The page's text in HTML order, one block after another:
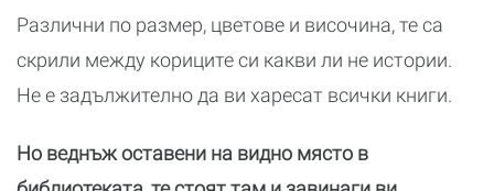
Различни по размер, цветове и височина, те са
скрили между кориците си какви ли не истории.
Не е задължително да ви харесат всички книги.
Но веднъж оставени на видно място в